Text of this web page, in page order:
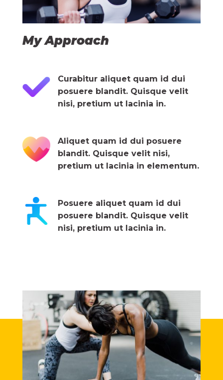
My Approach
Curabitur aliquet quam id dui
posuere blandit. Quisque velit
nisi, pretium ut lacinia in.
Aliquet quam id dui posuere
blandit. Quisque velit nisi,
pretium ut lacinia in elementum.
Posuere aliquet quam id dui
posuere blandit. Quisque velit
nisi, pretium ut lacinia in.